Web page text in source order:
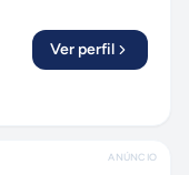
Ver perfil
ANÚNCIO